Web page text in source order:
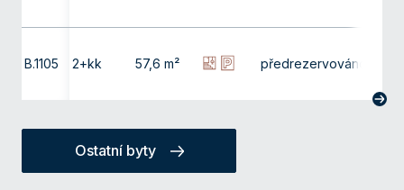
B.1105 2+kk 57,6 m² předrezervováno
Ostatní byty